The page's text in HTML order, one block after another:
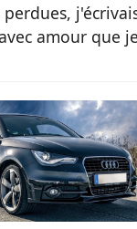
amour que je